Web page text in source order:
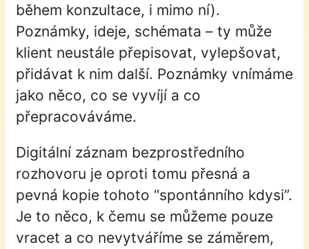
během konzultace, i mimo ní).
Poznámky, ideje, schémata – ty může
klient neustále přepisovat, vylepšovat,
přidávat k nim další. Poznámky vnímáme
jako něco, co se vyvíjí a co
přepracováváme.
Digitální záznam bezprostředního
rozhovoru je oproti tomu přesná a
pevná kopie tohoto “spontánního kdysi”.
Je to něco, k čemu se můžeme pouze
vracet a co nevytváříme se záměrem,